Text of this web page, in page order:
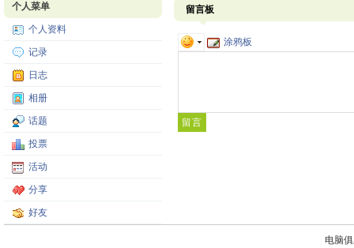
个人菜单
个人资料
记录
日志
相册
话题
投票
活动
分享
好友
留言板
涂鸦板
电脑